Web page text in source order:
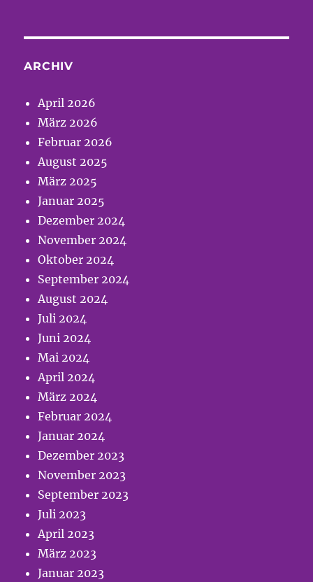
ARCHIV
April 2026
März 2026
Februar 2026
August 2025
März 2025
Januar 2025
Dezember 2024
November 2024
Oktober 2024
September 2024
August 2024
Juli 2024
Juni 2024
Mai 2024
April 2024
März 2024
Februar 2024
Januar 2024
Dezember 2023
November 2023
September 2023
Juli 2023
April 2023
März 2023
Januar 2023